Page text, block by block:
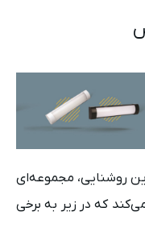
روشنایی، مجموعه‌ای
که در زیر به برخی